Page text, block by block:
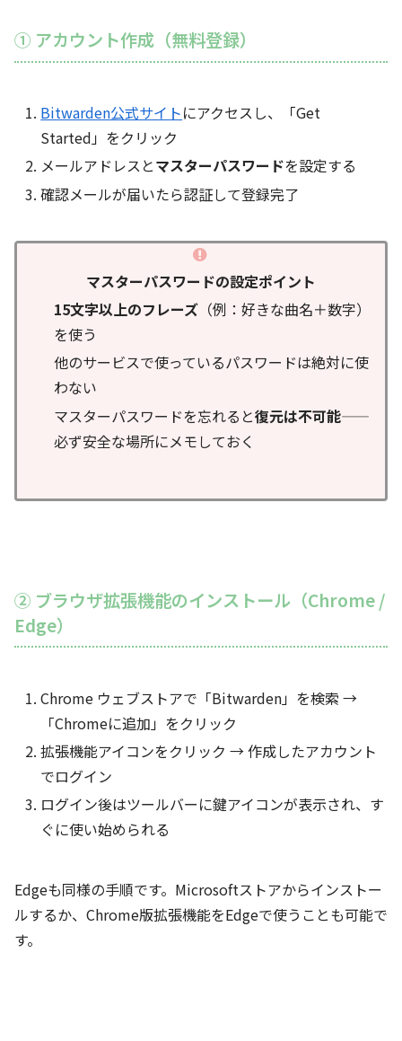
① アカウント作成（無料登録）
Bitwarden公式サイトにアクセスし、「Get
Started」をクリック
メールアドレスとマスターパスワードを設定する
確認メールが届いたら認証して登録完了
マスターパスワードの設定ポイント
15文字以上のフレーズ （例：好きな曲名＋数字）
を使う
他のサービスで使っているパスワードは絶対に使
わない
マスターパスワードを忘れると復元は不可能——
必ず安全な場所にメモしておく
② ブラウザ拡張機能のインストール（Chrome /
Edge）
Chrome ウェブストアで「Bitwarden」を検索 →
「Chromeに追加」をクリック
拡張機能アイコンをクリック → 作成したアカウント
でログイン
ログイン後はツールバーに鍵アイコンが表示され、す
ぐに使い始められる
Edgeも同様の手順です。Microsoftストアからインストー
ルするか、Chrome版拡張機能をEdgeで使うことも可能で
す。